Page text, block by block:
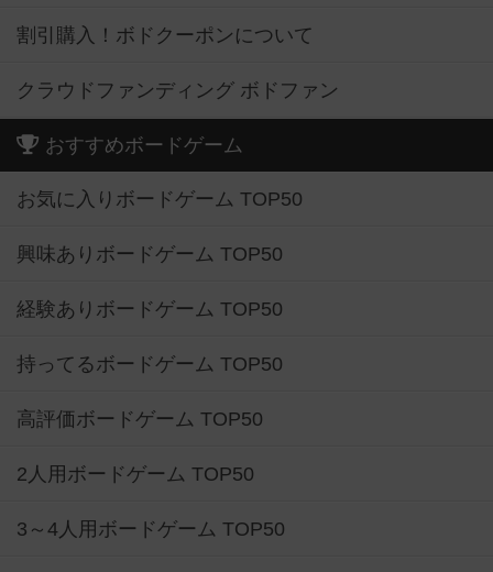
割引購入！ボドクーポンについて
クラウドファンディング ボドファン
おすすめボードゲーム
お気に入りボードゲーム TOP50
興味ありボードゲーム TOP50
経験ありボードゲーム TOP50
持ってるボードゲーム TOP50
高評価ボードゲーム TOP50
2人用ボードゲーム TOP50
3～4人用ボードゲーム TOP50